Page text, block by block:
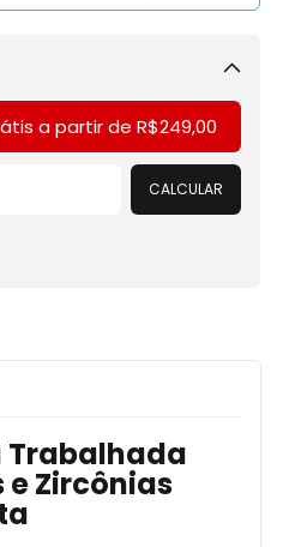
a partir de R$249,00
CALCULAR
Trabalhada
e Zircônias